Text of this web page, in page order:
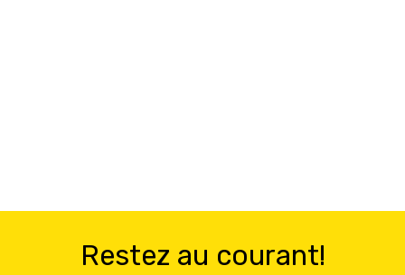
Restez au courant!